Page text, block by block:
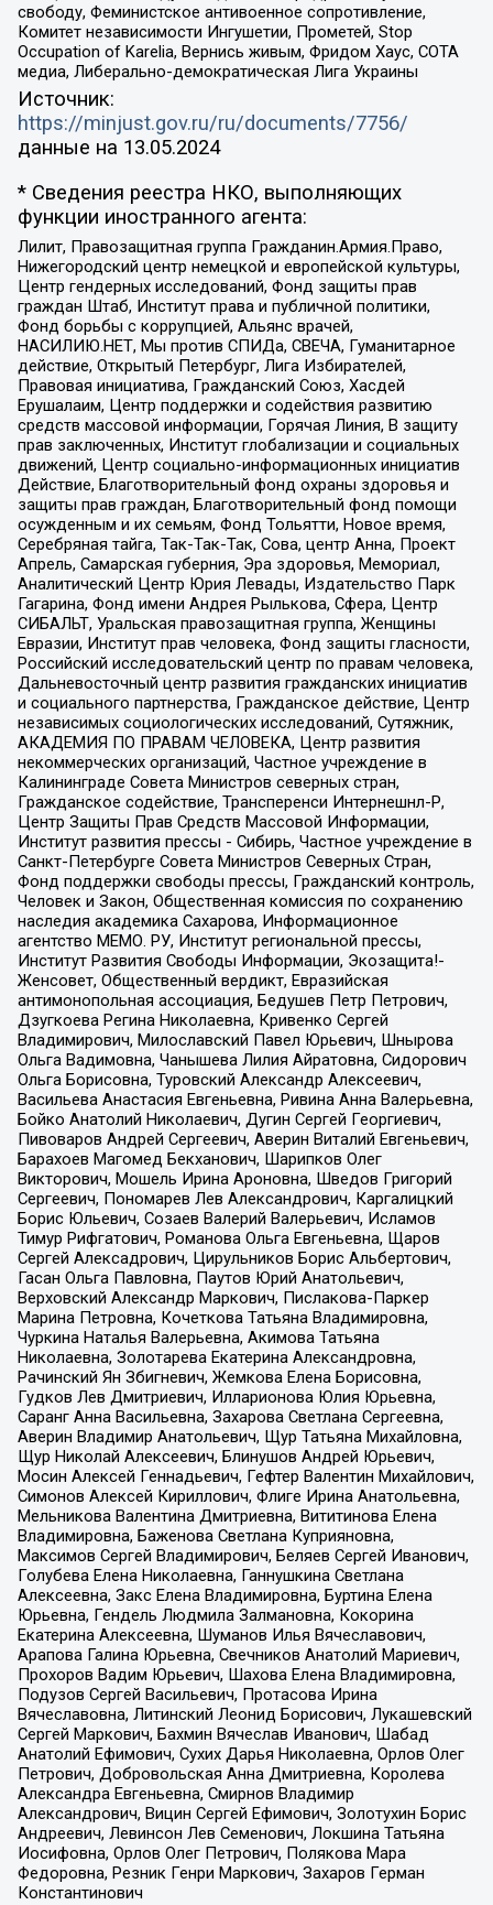
свободу, Феминистское антивоенное сопротивление,
Комитет независимости Ингушетии, Прометей, Stop
Occupation of Karelia, Вернись живым, Фридом Хаус, СОТА
медиа, Либерально-демократическая Лига Украины
Источник:
https://minjust.gov.ru/ru/documents/7756/
данные на 13.05.2024
* Сведения реестра НКО, выполняющих
функции иностранного агента:
Лилит, Правозащитная группа Гражданин.Армия.Право,
Нижегородский центр немецкой и европейской культуры,
Центр гендерных исследований, Фонд защиты прав
граждан Штаб, Институт права и публичной политики,
Фонд борьбы с коррупцией, Альянс врачей,
НАСИЛИЮ.НЕТ, Мы против СПИДа, СВЕЧА, Гуманитарное
действие, Открытый Петербург, Лига Избирателей,
Правовая инициатива, Гражданский Союз, Хасдей
Ерушалаим, Центр поддержки и содействия развитию
средств массовой информации, Горячая Линия, В защиту
прав заключенных, Институт глобализации и социальных
движений, Центр социально-информационных инициатив
Действие, Благотворительный фонд охраны здоровья и
защиты прав граждан, Благотворительный фонд помощи
осужденным и их семьям, Фонд Тольятти, Новое время,
Серебряная тайга, Так-Так-Так, Сова, центр Анна, Проект
Апрель, Самарская губерния, Эра здоровья, Мемориал,
Аналитический Центр Юрия Левады, Издательство Парк
Гагарина, Фонд имени Андрея Рылькова, Сфера, Центр
СИБАЛЬТ, Уральская правозащитная группа, Женщины
Евразии, Институт прав человека, Фонд защиты гласности,
Российский исследовательский центр по правам человека,
Дальневосточный центр развития гражданских инициатив
и социального партнерства, Гражданское действие, Центр
независимых социологических исследований, Сутяжник,
АКАДЕМИЯ ПО ПРАВАМ ЧЕЛОВЕКА, Центр развития
некоммерческих организаций, Частное учреждение в
Калининграде Совета Министров северных стран,
Гражданское содействие, Трансперенси Интернешнл-Р,
Центр Защиты Прав Средств Массовой Информации,
Институт развития прессы - Сибирь, Частное учреждение в
Санкт-Петербурге Совета Министров Северных Стран,
Фонд поддержки свободы прессы, Гражданский контроль,
Человек и Закон, Общественная комиссия по сохранению
наследия академика Сахарова, Информационное
агентство МЕМО. РУ, Институт региональной прессы,
Институт Развития Свободы Информации, Экозащита!-
Женсовет, Общественный вердикт, Евразийская
антимонопольная ассоциация, Бедушев Петр Петрович,
Дзугкоева Регина Николаевна, Кривенко Сергей
Владимирович, Милославский Павел Юрьевич, Шнырова
Ольга Вадимовна, Чанышева Лилия Айратовна, Сидорович
Ольга Борисовна, Туровский Александр Алексеевич,
Васильева Анастасия Евгеньевна, Ривина Анна Валерьевна,
Бойко Анатолий Николаевич, Дугин Сергей Георгиевич,
Пивоваров Андрей Сергеевич, Аверин Виталий Евгеньевич,
Барахоев Магомед Бекханович, Шарипков Олег
Викторович, Мошель Ирина Ароновна, Шведов Григорий
Сергеевич, Пономарев Лев Александрович, Каргалицкий
Борис Юльевич, Созаев Валерий Валерьевич, Исламов
Тимур Рифгатович, Романова Ольга Евгеньевна, Щаров
Сергей Алексадрович, Цирульников Борис Альбертович,
Гасан Ольга Павловна, Паутов Юрий Анатольевич,
Верховский Александр Маркович, Пислакова-Паркер
Марина Петровна, Кочеткова Татьяна Владимировна,
Чуркина Наталья Валерьевна, Акимова Татьяна
Николаевна, Золотарева Екатерина Александровна,
Рачинский Ян Збигневич, Жемкова Елена Борисовна,
Гудков Лев Дмитриевич, Илларионова Юлия Юрьевна,
Саранг Анна Васильевна, Захарова Светлана Сергеевна,
Аверин Владимир Анатольевич, Щур Татьяна Михайловна,
Щур Николай Алексеевич, Блинушов Андрей Юрьевич,
Мосин Алексей Геннадьевич, Гефтер Валентин Михайлович,
Симонов Алексей Кириллович, Флиге Ирина Анатольевна,
Мельникова Валентина Дмитриевна, Вититинова Елена
Владимировна, Баженова Светлана Куприяновна,
Максимов Сергей Владимирович, Беляев Сергей Иванович,
Голубева Елена Николаевна, Ганнушкина Светлана
Алексеевна, Закс Елена Владимировна, Буртина Елена
Юрьевна, Гендель Людмила Залмановна, Кокорина
Екатерина Алексеевна, Шуманов Илья Вячеславович,
Арапова Галина Юрьевна, Свечников Анатолий Мариевич,
Прохоров Вадим Юрьевич, Шахова Елена Владимировна,
Подузов Сергей Васильевич, Протасова Ирина
Вячеславовна, Литинский Леонид Борисович, Лукашевский
Сергей Маркович, Бахмин Вячеслав Иванович, Шабад
Анатолий Ефимович, Сухих Дарья Николаевна, Орлов Олег
Петрович, Добровольская Анна Дмитриевна, Королева
Александра Евгеньевна, Смирнов Владимир
Александрович, Вицин Сергей Ефимович, Золотухин Борис
Андреевич, Левинсон Лев Семенович, Локшина Татьяна
Иосифовна, Орлов Олег Петрович, Полякова Мара
Федоровна, Резник Генри Маркович, Захаров Герман
Константинович